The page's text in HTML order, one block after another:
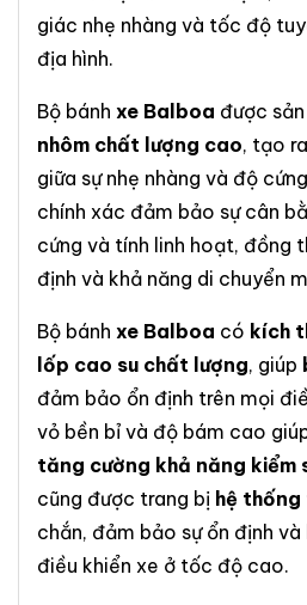
giác nhẹ nhàng và tốc độ
địa hình.
Bộ bánh xe Balboa được
nhôm chất lượng cao, tạo
giữa sự nhẹ nhàng và độ
chính xác đảm bảo sự cân
cứng và tính linh hoạt, đồng
định và khả năng di chuyển
Bộ bánh xe Balboa có kích
lốp cao su chất lượng, giúp
đảm bảo ổn định trên mọi
vỏ bền bỉ và độ bám cao
tăng cường khả năng kiểm
cũng được trang bị hệ
chắn, đảm bảo sự ổn định
điều khiển xe ở tốc độ cao.